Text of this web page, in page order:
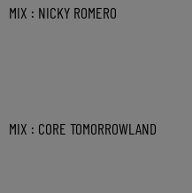
MIX : NICKY ROMERO
MIX : CORE TOMORROWLAND